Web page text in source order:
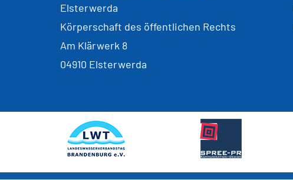
Elsterwerda
Körperschaft des öffentlichen Rechts
Am Klärwerk 8
04910 Elsterwerda